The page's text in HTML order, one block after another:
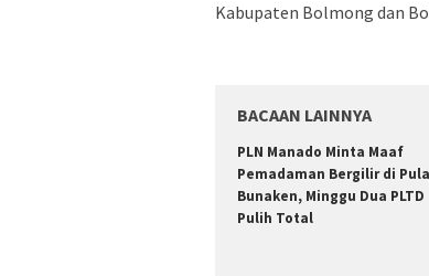
Kabupaten Bolmong dan
BACAAN LAINNYA
PLN Manado Minta Maaf
Pemadaman Bergilir di
Bunaken, Minggu Dua PLTD
Pulih Total